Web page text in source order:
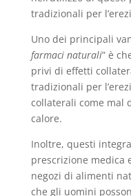
tradizionali per
Uno dei principali
farmaci naturali” è
privi di effetti
tradizionali per
collaterali come mal
calore.
Inoltre, questi
prescrizione medica
negozi di alimenti
che gli uomini